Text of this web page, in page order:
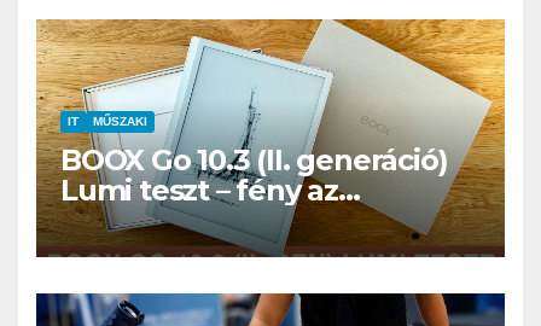
IT MŰSZAKI
BOOX Go 10.3 (II. generáció)
Lumi teszt – fény az
éjszakában, fél könyvtár a
családi csomagban